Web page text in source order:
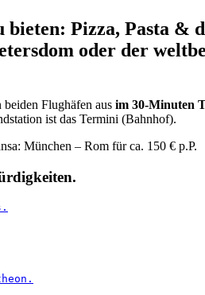
bieten: Pizza, Pasta &
oder der
Flughäfen aus im 30-Minuten
ist das Termini (Bahnhof).
München – Rom für ca. 150 € p.P.